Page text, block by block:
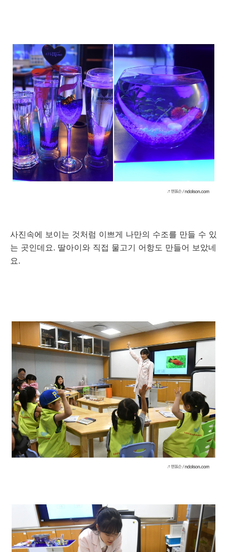
사진속에 보이는 것처럼 이쁘게 나만의 수조를 만들 수 있
는 곳인데요. 딸아이와 직접 물고기 어항도 만들어 보았네
요.